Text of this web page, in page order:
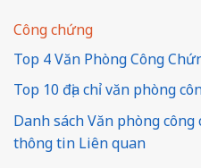
Công chứng
Top 4 Văn Phòng Công
Top 10 địa chỉ văn phòng
Danh sách Văn phòng
thông tin Liên quan